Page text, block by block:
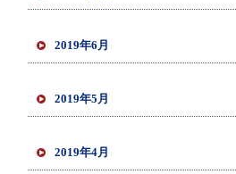
2019年6月
2019年5月
2019年4月